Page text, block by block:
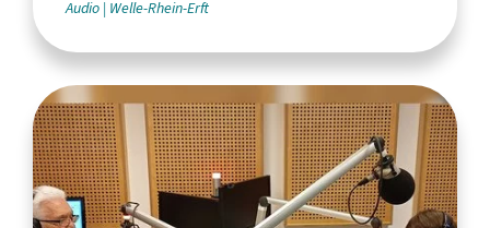
Audio Welle-Rhein-Erft